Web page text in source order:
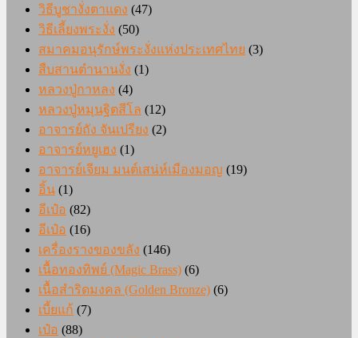
วิธีบูชางั่งตาแดง (47)
วิธีเลี้ยงพระงั่ง (50)
สมาคมอนุรักษ์พระงั่งแห่งประเทศไทย (3)
สืบสานตำนานงั่ง (1)
หลวงปู่กาหลง (4)
หลวงปู่หมุนฐิตสีโล (12)
อาจารย์ถัง จันเปรียง (2)
อาจารย์หยูเฮง (1)
อาจารย์เจียม มนต์เสน่ห์เมืองมอญ (19)
อิ้น (1)
อีเป๋อ (82)
อีเป๋อ (16)
เครื่องรางของขลัง (146)
เนื้อทองทิพย์ (Magic Brass) (6)
เนื้อสำริดมงคล (Golden Bronze) (6)
เบี้ยแก้ (7)
เป๋อ (88)